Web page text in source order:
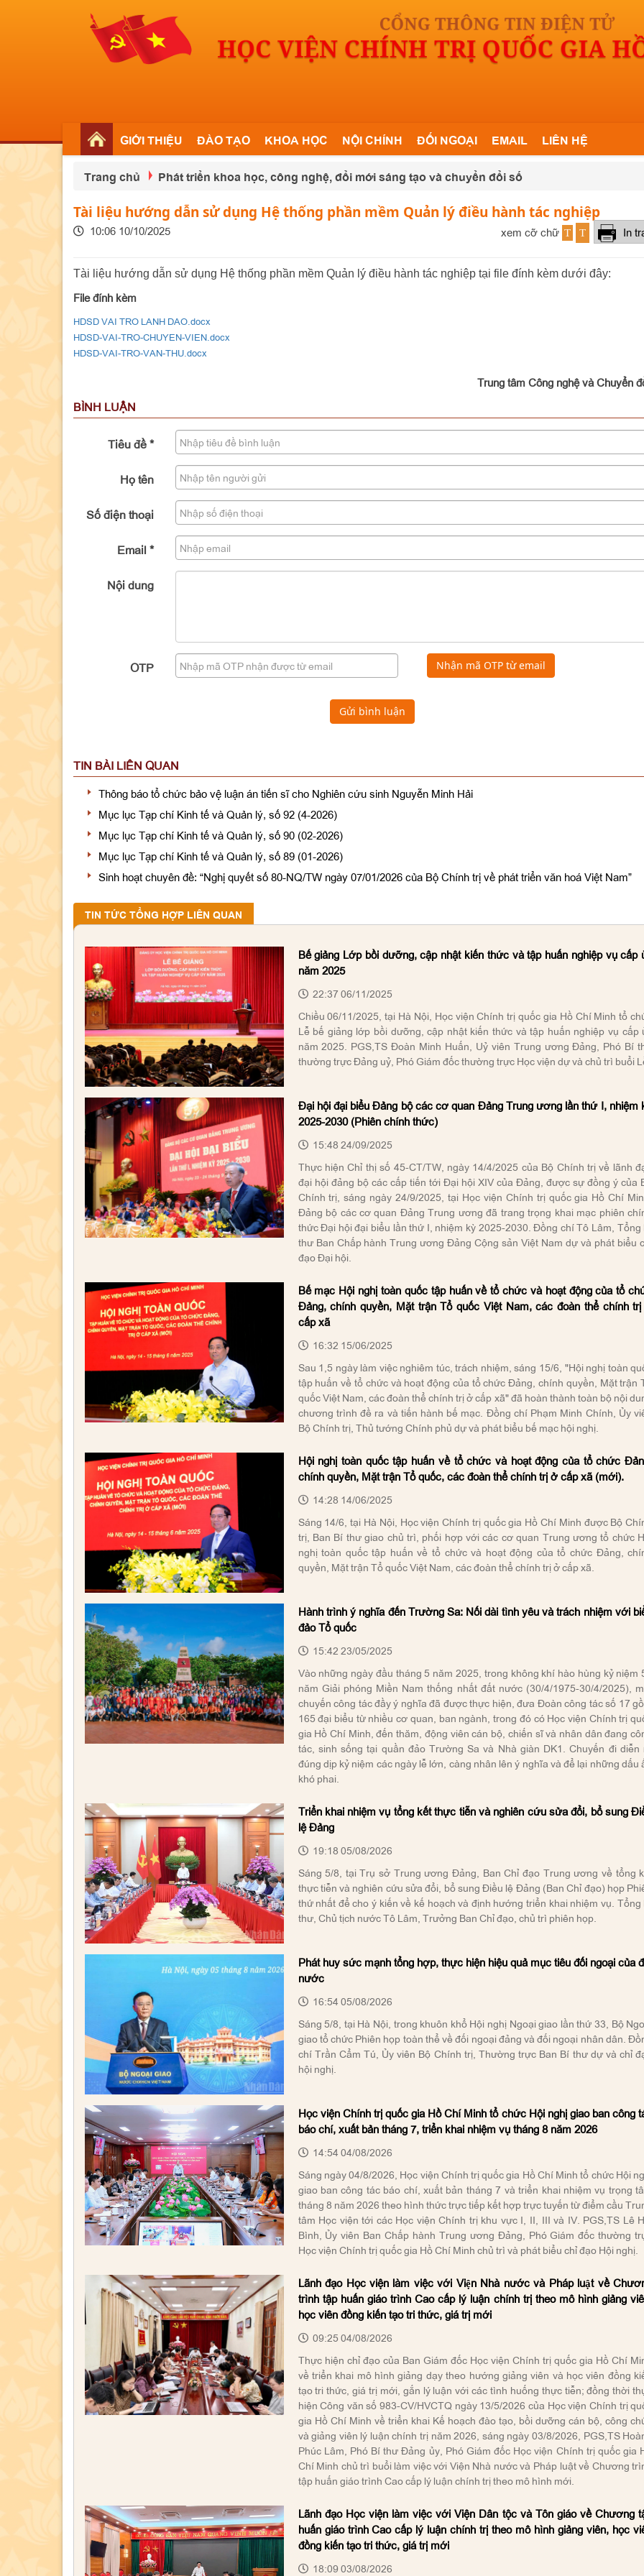
GIỚI THIỆU ĐÀO TẠO KHOA HỌC NỘI CHÍNH ĐỐI NGOẠI EMAIL LIÊN HỆ
Trang chủ Phát triển khoa học, công nghệ, đổi mới sáng tạo và chuyển đổi số
Tài liệu hướng dẫn sử dụng Hệ thống phần mềm Quản lý điều hành tác nghiệp
10:06 10/10/2025 xem cỡ chữ T T In
Tài liệu hướng dẫn sử dụng Hệ thống phần mềm Quản lý điều hành tác nghiệp tại file đính kèm dưới đây:
File đính kèm
HDSD VAI TRO LANH DAO.docx
HDSD-VAI-TRO-CHUYEN-VIEN.docx
HDSD-VAI-TRO-VAN-THU.docx
Trung tâm Công nghệ và Chuyển
BÌNH LUẬN
Tiêu đề*
Họ tên
Số điện thoại
Email *
Nội dung
OTP Nhận mã OTP từ email
Gửi bình luận
TIN BÀI LIÊN QUAN
Thông báo tổ chức bảo vệ luận án tiến sĩ cho Nghiên cứu sinh Nguyễn Minh Hải
Mục lục Tạp chí Kinh tế và Quản lý, số 92 (4-2026)
Mục lục Tạp chí Kinh tế và Quản lý, số 90 (02-2026)
Mục lục Tạp chí Kinh tế và Quản lý, số 89 (01-2026)
Sinh hoạt chuyên đề: “Nghị quyết số 80-NQ/TW ngày 07/01/2026 của Bộ Chính trị về phát triển văn hoá Việt Nam”
TIN TỨC TỔNG HỢP LIÊN QUAN
Bế giảng Lớp bồi dưỡng, cập nhật kiến thức và tập huấn nghiệp vụ cấp
năm 2025
22:37 06/11/2025
Chiều 06/11/2025, tại Hà Nội, Học viện Chính trị quốc gia Hồ Chí Minh tổ
Lễ bế giảng lớp bồi dưỡng, cập nhật kiến thức và tập huấn nghiệp vụ cấp
năm 2025. PGS,TS Đoàn Minh Huấn, Uỷ viên Trung ương Đảng, Phó Bí
thường trực Đảng uỷ, Phó Giám đốc thường trực Học viện dự và chủ trì buổi
Đại hội đại biểu Đảng bộ các cơ quan Đảng Trung ương lần thứ I, nhiệm
2025-2030 (Phiên chính thức)
15:48 24/09/2025
Thực hiện Chỉ thị số 45-CT/TW, ngày 14/4/2025 của Bộ Chính trị về lãnh
đại hội đảng bộ các cấp tiến tới Đại hội XIV của Đảng, được sự đồng ý của
Chính trị, sáng ngày 24/9/2025, tại Học viện Chính trị quốc gia Hồ Chí
Đảng bộ các cơ quan Đảng Trung ương đã trang trọng khai mạc phiên
thức Đại hội đại biểu lần thứ I, nhiệm kỳ 2025-2030. Đồng chí Tô Lâm, Tổng
thư Ban Chấp hành Trung ương Đảng Cộng sản Việt Nam dự và phát biểu
đạo Đại hội.
Bế mạc Hội nghị toàn quốc tập huấn về tổ chức và hoạt động của tổ
Đảng, chính quyền, Mặt trận Tổ quốc Việt Nam, các đoàn thể chính
cấp xã
16:32 15/06/2025
Sau 1,5 ngày làm việc nghiêm túc, trách nhiệm, sáng 15/6, "Hội nghị toàn
tập huấn về tổ chức và hoạt động của tổ chức Đảng, chính quyền, Mặt trận
quốc Việt Nam, các đoàn thể chính trị ở cấp xã" đã hoàn thành toàn bộ nội
chương trình đề ra và tiến hành bế mạc. Đồng chí Phạm Minh Chính, Ủy
Bộ Chính trị, Thủ tướng Chính phủ dự và phát biểu bế mạc hội nghị.
Hội nghị toàn quốc tập huấn về tổ chức và hoạt động của tổ chức
chính quyền, Mặt trận Tổ quốc, các đoàn thể chính trị ở cấp xã (mới).
14:28 14/06/2025
Sáng 14/6, tại Hà Nội, Học viện Chính trị quốc gia Hồ Chí Minh được Bộ
trị, Ban Bí thư giao chủ trì, phối hợp với các cơ quan Trung ương tổ chức
nghị toàn quốc tập huấn về tổ chức và hoạt động của tổ chức Đảng,
quyền, Mặt trận Tổ quốc Việt Nam, các đoàn thể chính trị ở cấp xã.
Hành trình ý nghĩa đến Trường Sa: Nối dài tình yêu và trách nhiệm với
đảo Tổ quốc
15:42 23/05/2025
Vào những ngày đầu tháng 5 năm 2025, trong không khí hào hùng kỷ niệm
năm Giải phóng Miền Nam thống nhất đất nước (30/4/1975-30/4/2025),
chuyến công tác đầy ý nghĩa đã được thực hiện, đưa Đoàn công tác số 17
165 đại biểu từ nhiều cơ quan, ban ngành, trong đó có Học viện Chính trị
gia Hồ Chí Minh, đến thăm, động viên cán bộ, chiến sĩ và nhân dân đang
tác, sinh sống tại quần đảo Trường Sa và Nhà giàn DK1. Chuyến đi diễn
đúng dịp kỷ niệm các ngày lễ lớn, càng nhân lên ý nghĩa và để lại những dấu
khó phai.
Triển khai nhiệm vụ tổng kết thực tiễn và nghiên cứu sửa đổi, bổ sung
lệ Đảng
19:18 05/08/2026
Sáng 5/8, tại Trụ sở Trung ương Đảng, Ban Chỉ đạo Trung ương về tổng
thực tiễn và nghiên cứu sửa đổi, bổ sung Điều lệ Đảng (Ban Chỉ đạo) họp
thứ nhất để cho ý kiến về kế hoạch và định hướng triển khai nhiệm vụ. Tổng
thư, Chủ tịch nước Tô Lâm, Trưởng Ban Chỉ đạo, chủ trì phiên họp.
Phát huy sức mạnh tổng hợp, thực hiện hiệu quả mục tiêu đối ngoại của
nước
16:54 05/08/2026
Sáng 5/8, tại Hà Nội, trong khuôn khổ Hội nghị Ngoại giao lần thứ 33, Bộ
giao tổ chức Phiên họp toàn thể về đối ngoại đảng và đối ngoại nhân dân.
chí Trần Cẩm Tú, Ủy viên Bộ Chính trị, Thường trực Ban Bí thư dự và chỉ
hội nghị.
Học viện Chính trị quốc gia Hồ Chí Minh tổ chức Hội nghị giao ban công
báo chí, xuất bản tháng 7, triển khai nhiệm vụ tháng 8 năm 2026
14:54 04/08/2026
Sáng ngày 04/8/2026, Học viện Chính trị quốc gia Hồ Chí Minh tổ chức Hội
giao ban công tác báo chí, xuất bản tháng 7 và triển khai nhiệm vụ trọng
tháng 8 năm 2026 theo hình thức trực tiếp kết hợp trực tuyến từ điểm cầu
tâm Học viện tới các Học viện Chính trị khu vực I, II, III và IV. PGS,TS Lê
Bình, Ủy viên Ban Chấp hành Trung ương Đảng, Phó Giám đốc thường
Học viện Chính trị quốc gia Hồ Chí Minh chủ trì và phát biểu chỉ đạo Hội nghị.
Lãnh đạo Học viện làm việc với Viện Nhà nước và Pháp luật về
trình tập huấn giáo trình Cao cấp lý luận chính trị theo mô hình giảng
học viên đồng kiến tạo tri thức, giá trị mới
09:25 04/08/2026
Thực hiện chỉ đạo của Ban Giám đốc Học viện Chính trị quốc gia Hồ Chí
về triển khai mô hình giảng dạy theo hướng giảng viên và học viên đồng
tạo tri thức, giá trị mới, gắn lý luận với các tình huống thực tiễn; đồng thời
hiện Công văn số 983-CV/HVCTQ ngày 13/5/2026 của Học viện Chính trị
gia Hồ Chí Minh về triển khai Kế hoạch đào tạo, bồi dưỡng cán bộ, công
và giảng viên lý luận chính trị năm 2026, sáng ngày 03/8/2026, PGS,TS
Phúc Lâm, Phó Bí thư Đảng ủy, Phó Giám đốc Học viện Chính trị quốc gia
Chí Minh chủ trì buổi làm việc với Viện Nhà nước và Pháp luật về Chương
tập huấn giáo trình Cao cấp lý luận chính trị theo mô hình mới.
Lãnh đạo Học viện làm việc với Viện Dân tộc và Tôn giáo về Chương
huấn giáo trình Cao cấp lý luận chính trị theo mô hình giảng viên, học
đồng kiến tạo tri thức, giá trị mới
18:09 03/08/2026